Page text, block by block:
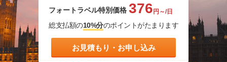
フォートラベル特別価格 376円～/日
総支払額の10%分のポイントがたまります
お見積もり・お申し込み